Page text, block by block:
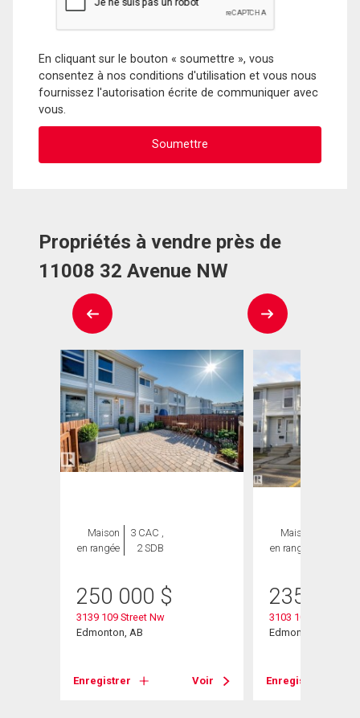
En cliquant sur le bouton « soumettre », vous
consentez à nos conditions d'utilisation et vous nous
fournissez l'autorisation écrite de communiquer avec
vous.
Propriétés à vendre près de
11008 32 Avenue NW
Maison
en rangée
3 CAC ,
2 SDB
250 000 $
3139 109 Street Nw
Edmonton, AB
Enregistrer Voir
Maison
en rangée
235 000
3103 109 Street
Edmonton, AB
Enregistrer